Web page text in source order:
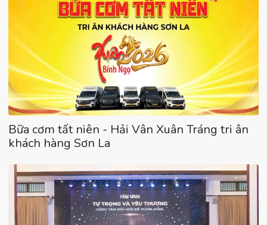
Bữa cơm tất niên - Hải Vân Xuân Tráng tri ân
khách hàng Sơn La